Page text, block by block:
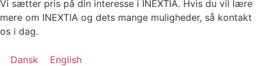
Vi sætter pris på din interesse i INEXTIA. Hvis du vil lære
mere om INEXTIA og dets mange muligheder, så kontakt
os i dag.
Dansk
English